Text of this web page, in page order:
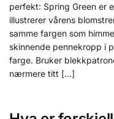
perfekt: Spring Green er
illustrerer vårens
samme fargen som
skinnende pennekropp i
farge. Bruker
nærmere titt […]